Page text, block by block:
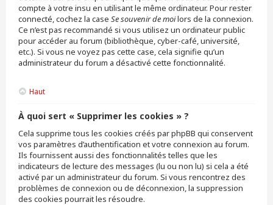
compte à votre insu en utilisant le même ordinateur. Pour rester
connecté, cochez la case Se souvenir de moilors de la connexion.
Ce n’est pas recommandé si vous utilisez un ordinateur public
pour accéder au forum (bibliothèque, cyber-café, université,
etc.). Si vous ne voyez pas cette case, cela signifie qu’un
administrateur du forum a désactivé cette fonctionnalité.
Haut
À quoi sert « Supprimer les cookies » ?
Cela supprime tous les cookies créés par phpBB qui conservent
vos paramètres d’authentification et votre connexion au forum.
Ils fournissent aussi des fonctionnalités telles que les
indicateurs de lecture des messages (lu ou non lu) si cela a été
activé par un administrateur du forum. Si vous rencontrez des
problèmes de connexion ou de déconnexion, la suppression
des cookies pourrait les résoudre.